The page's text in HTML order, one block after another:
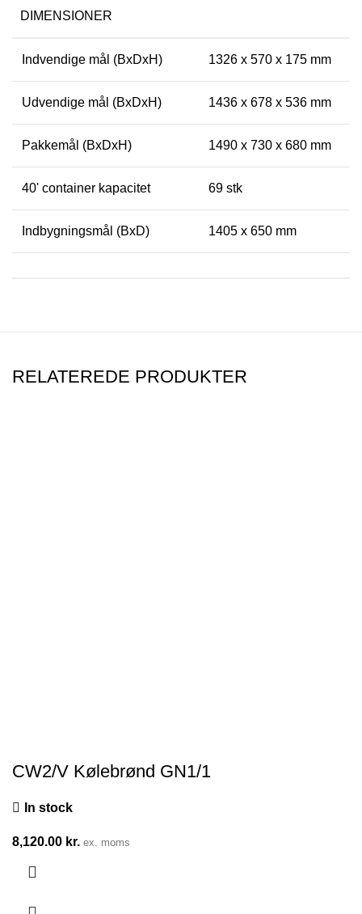
DIMENSIONER
Indvendige mål (BxDxH) 1326 x 570 x 175 mm
Udvendige mål (BxDxH) 1436 x 678 x 536 mm
Pakkemål (BxDxH) 1490 x 730 x 680 mm
40' container kapacitet 69 stk
Indbygningsmål (BxD) 1405 x 650 mm
RELATEREDE PRODUKTER
CW2/V Kølebrønd GN1/1
In stock
8,120.00 kr. ex. moms